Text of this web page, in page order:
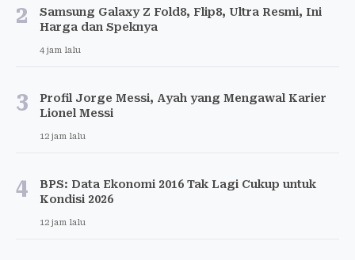
2
Samsung Galaxy Z Fold8, Flip8, Ultra Resmi, Ini
Harga dan Speknya
4 jam lalu
3
Profil Jorge Messi, Ayah yang Mengawal Karier
Lionel Messi
12 jam lalu
4
BPS: Data Ekonomi 2016 Tak Lagi Cukup untuk
Kondisi 2026
12 jam lalu